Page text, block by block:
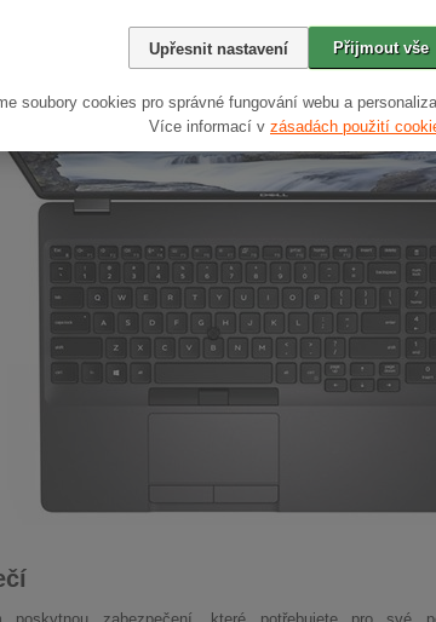
Přijmout vše
Upřesnit nastavení
soubory cookies pro správné fungování webu a
Více informací v zásadách použití
systému stejně jako dalších aplikací, případně
modelu s dedikovaným grafickým akcelerátorem pak